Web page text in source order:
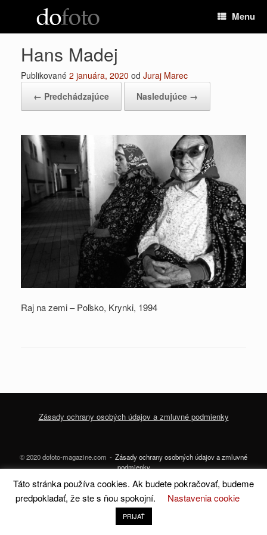
Menu
Hans Madej
Publikované 2 januára, 2020 od Juraj Marec
← Predchádzajúce
Nasledujúce →
Raj na zemi – Poľsko, Krynki, 1994
Zásady ochrany osobých údajov a zmluvné podmienky
© 2020 dofoto-magazine.com
Zásady ochrany osobných údajov a zmluvné
podmienky
Táto stránka používa cookies. Ak budete pokračovať, budeme
predpokladať, že ste s ňou spokojní.
Nastavenia cookie
PRIJAŤ